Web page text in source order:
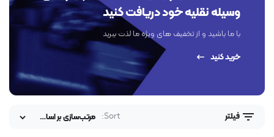
وسیله نقلیه خود دریافت کنید
با ما باشید و از تخفیف های ویژه ما لذت ببرید
خرید کنید
فیلتر Sort: